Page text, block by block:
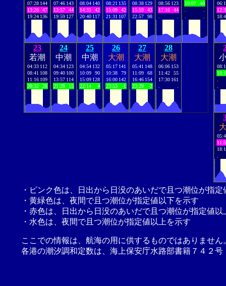
07:28 144
13:26
47
19:24 136
07:46 143
13:57
44
19:59 127
08:04 140
14:31
42
20:40 117
08:21 135
15:09
42
21:31 107
08:38 129
15:59
43
22:57
98
08:56 123
17:16
44
19:07
40
23
若潮
04:33 112
08:41 108
11:16 109
20:32
28
24
中潮
04:34 123
09:40 100
13:57 114
21:29
15
25
中潮
04:54 132
10:09
90
15:09 128
22:14
4
26
大潮
05:17 141
10:38
79
16:00 142
22:53
-1
27
大潮
05:41 148
11:09
68
16:46 154
23:29
-2
28
大潮
06:06 153
11:42
55
17:30 161
・ピンク色は、日出から日没のあいだで且つ潮位が指
・黄緑色は、夜間で且つ潮位が指定値以下を示す
・赤色は、日出から日没のあいだで且つ潮位が指定値以
・水色は、夜間で且つ潮位が指定値以上を示す
ここでの情報は、航海の用に供するものではありませ
各港の潮汐調和定数は、海上保安庁水路部書籍７４２